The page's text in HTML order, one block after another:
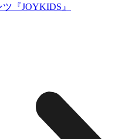
『JOYKIDS』